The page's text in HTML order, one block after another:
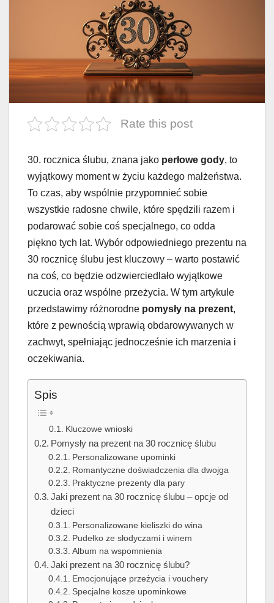
Rate this post
30. rocznica ślubu, znana jako perłowe gody, to
wyjątkowy moment w życiu każdego małżeństwa.
To czas, aby wspólnie przypomnieć sobie
wszystkie radosne chwile, które spędzili razem i
podarować sobie coś specjalnego, co odda
piękno tych lat. Wybór odpowiedniego prezentu na
30 rocznicę ślubu jest kluczowy – warto postawić
na coś, co będzie odzwierciedlało wyjątkowe
uczucia oraz wspólne przeżycia. W tym artykule
przedstawimy różnorodne pomysły na prezent,
które z pewnością wprawią obdarowywanych w
zachwyt, spełniając jednocześnie ich marzenia i
oczekiwania.
Spis
Kluczowe wnioski
Pomysły na prezent na 30 rocznicę ślubu
Personalizowane upominki
Romantyczne doświadczenia dla dwojga
Praktyczne prezenty dla pary
Jaki prezent na 30 rocznicę ślubu – opcje od
dzieci
Personalizowane kieliszki do wina
Pudełko ze słodyczami i winem
Album na wspomnienia
Jaki prezent na 30 rocznicę ślubu?
Emocjonujące przeżycia i vouchery
Specjalne kosze upominkowe